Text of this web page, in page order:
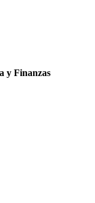
y Finanzas